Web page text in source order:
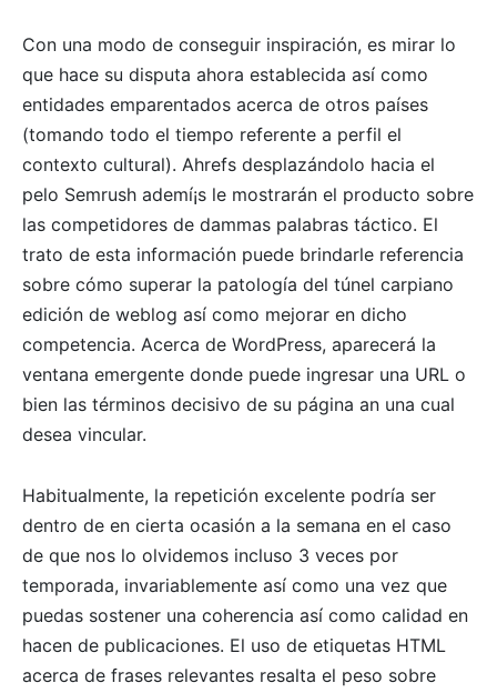
Con una modo de conseguir inspiración, es mirar lo
que hace su disputa ahora establecida así­ como
entidades emparentados acerca de otros países
(tomando todo el tiempo referente a perfil el
contexto cultural). Ahrefs desplazándolo hacia el
pelo Semrush ademí¡s le mostrarán el producto sobre
las competidores de dammas palabras táctico. El
trato de esta información puede brindarle referencia
sobre cómo superar la patologí­a del túnel carpiano
edición de weblog así­ como mejorar en dicho
competencia. Acerca de WordPress, aparecerá la
ventana emergente donde puede ingresar una URL o
bien las términos decisivo de su página an una cual
desea vincular.
Habitualmente, la repetición excelente podría ser
dentro de en cierta ocasión a la semana en el caso
de que nos lo olvidemos incluso 3 veces por
temporada, invariablemente así­ como una vez que
puedas sostener una coherencia así­ como calidad en
hacen de publicaciones. El uso de etiquetas HTML
acerca de frases relevantes resalta el peso sobre